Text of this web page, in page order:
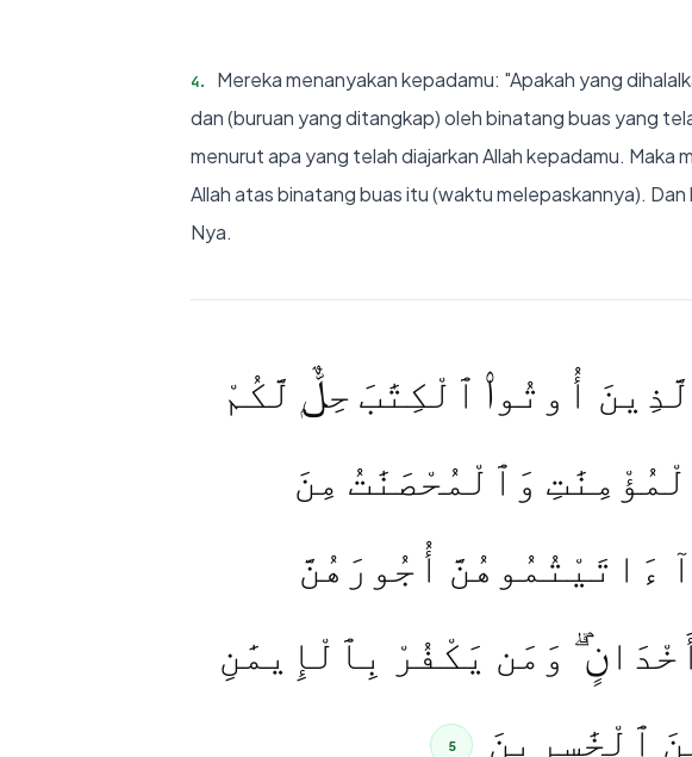
4.
Mereka menanyakan kepadamu: "Apakah yang
dan (buruan yang ditangkap) oleh binatang buas yang
menurut apa yang telah diajarkan Allah kepadamu.
Allah atas binatang buas itu (waktu melepaskannya).
Nya.
أُوتُوا۟ ٱلْكِتَٰبَ حِلٌّۭ لَّكُمْ
وَٱلْمُحْصَنَٰتُ مِنَ
ءَاتَيْتُمُوهُنَّ أُجُورَهُنَّ
وَمَن يَكْفُرْ بِٱلْإِيمَٰنِ
ٱلْخَٰسِرِينَ
5